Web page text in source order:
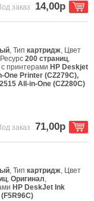
заказ 14,00р
, Типкартридж, Цвет
200 страниц,
принтерами HP Deskjet
One Printer (CZ279C),
All-in-One (CZ280C)
заказ 71,00р
, Типкартридж, Цвет
,Оригинал,
HP DeskJet Ink